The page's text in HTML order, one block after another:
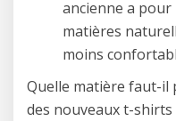
ancienne a
matières
moins
Quelle matière faut-il
des nouveaux t-shirts